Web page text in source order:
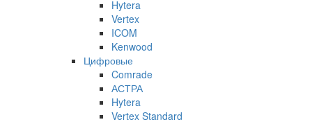
Hytera
Vertex
ICOM
Kenwood
Цифровые
Comrade
АСТРА
Hytera
Vertex Standard